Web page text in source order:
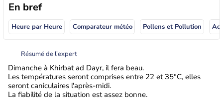
En bref
Heure par Heure Comparateur météo Pollens et Pollution
Résumé de l’expert
Dimanche à Khirbat ad Dayr, il fera beau.
Les températures seront comprises entre 22 et 35°C, elles
seront caniculaires l'après-midi.
La fiabilité de la situation est assez bonne.